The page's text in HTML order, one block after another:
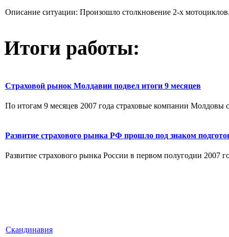
Описание ситуации: Произошло столкновение 2-х
Итоги работы:
Страховой рынок Молдавии подвел итоги 9 месяцев
По итогам 9 месяцев 2007 года страховые компании
Развитие страхового рынка РФ прошло под знаком
Развитие страхового рынка России в первом полугодии 2007
Скандинавия